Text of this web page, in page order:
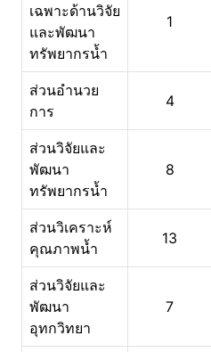
เฉพาะด้านวิจัย
และพัฒนา
ทรัพยากรน้ำ
1
ส่วนอำนวย
การ
4
ส่วนวิจัยและ
พัฒนา
ทรัพยากรน้ำ
8
ส่วนวิเคราะห์
คุณภาพน้ำ
13
ส่วนวิจัยและ
พัฒนา
อุทกวิทยา
7